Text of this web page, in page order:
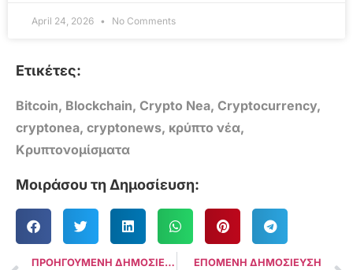
April 24, 2026 No Comments
Ετικέτες:
Bitcoin, Blockchain, Crypto Nea, Cryptocurrency,
cryptonea, cryptonews, κρύπτο νέα,
Κρυπτονομίσματα
Μοιράσου τη Δημοσίευση:
ΠΡΟΗΓΟΥΜΕΝΗ ΔΗΜΟΣΙΕΥΣΗ ΕΠΟΜΕΝΗ ΔΗΜΟΣΙΕΥΣΗ